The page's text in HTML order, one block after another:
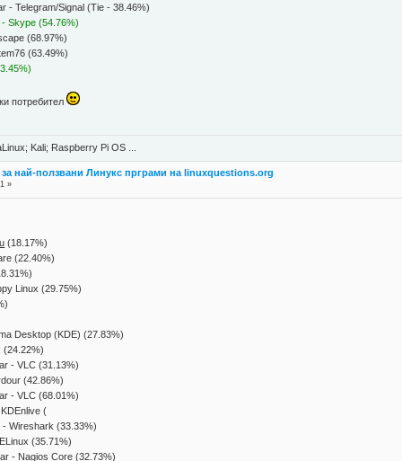
- Telegram/Signal (Tie - 38.46%)
- Skype (54.76%)
(68.97%)
(63.49%)
потребител
Kali; Raspberry Pi OS ...
за най-ползвани Линукс прграми на linuxquestions.org
»
(18.17%)
(22.40%)
Linux (29.75%)
Desktop (KDE) (27.83%)
(24.22%)
- VLC (31.13%)
(42.86%)
- VLC (68.01%)
(
- Wireshark (33.33%)
(35.71%)
- Nagios Core (32.73%)